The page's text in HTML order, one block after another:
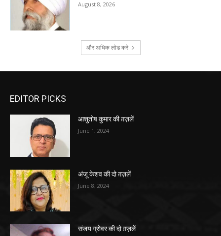
August 8, 2026
और अधिक लोड करें
EDITOR PICKS
आशुतोष कुमार की ग़ज़लें
June 1, 2024
अंजू केशव की दो ग़ज़लें
June 8, 2024
संजय ग्रोवर की दो ग़ज़लें